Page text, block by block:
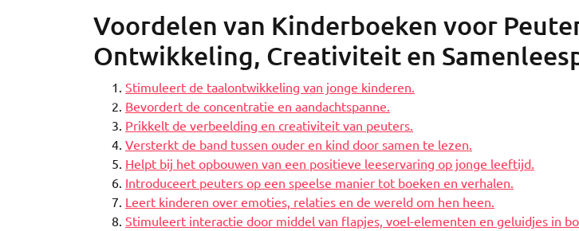
Voordelen van Kinderboeken voor
Ontwikkeling, Creativiteit en
Stimuleert de taalontwikkeling van jonge kinderen.
Bevordert de concentratie en aandachtspanne.
Prikkelt de verbeelding en creativiteit van peuters.
Versterkt de band tussen ouder en kind door samen te lezen.
Helpt bij het opbouwen van een positieve leeservaring op jonge leeftijd.
Introduceert peuters op een speelse manier tot boeken en verhalen.
Leert kinderen over emoties, relaties en de wereld om hen heen.
Stimuleert interactie door middel van flapjes, voel-elementen en geluidjes in